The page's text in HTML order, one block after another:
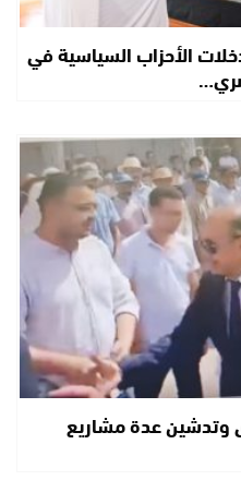
الأحزاب السياسية في
وتدشين عدة مشاريع